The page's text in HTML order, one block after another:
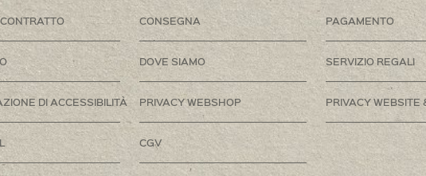
CONSEGNA PAGAMENTO
DOVE SIAMO SERVIZIO REGALI
DI ACCESSIBILITÀ PRIVACY WEBSHOP PRIVACY WEBSITE
CGV